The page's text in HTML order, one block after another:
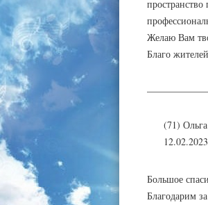
Желаю Вам
Благо
(71) Ольга
12.02.2023
Большое
Благодарим